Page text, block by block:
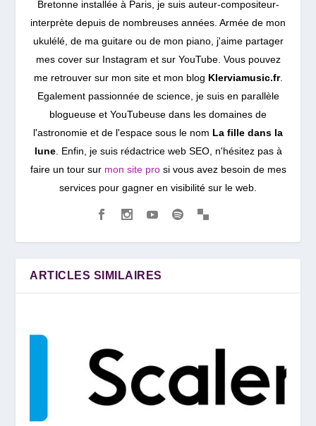
Bretonne installée à Paris, je suis auteur-compositeur-
interprète depuis de nombreuses années. Armée de mon
ukulélé, de ma guitare ou de mon piano, j'aime partager
mes cover sur Instagram et sur YouTube. Vous pouvez
me retrouver sur mon site et mon blog Klerviamusic.fr.
Egalement passionnée de science, je suis en parallèle
blogueuse et YouTubeuse dans les domaines de
l'astronomie et de l'espace sous le nom La fille dans la
lune. Enfin, je suis rédactrice web SEO, n'hésitez pas à
faire un tour sur mon site prosi vous avez besoin de mes
services pour gagner en visibilité sur le web.
ARTICLES SIMILAIRES